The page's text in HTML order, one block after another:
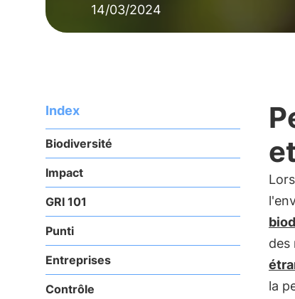
14/03/2024
Index
Biodiversité
Impact
GRI 101
Punti
Entreprises
Contrôle
des
la